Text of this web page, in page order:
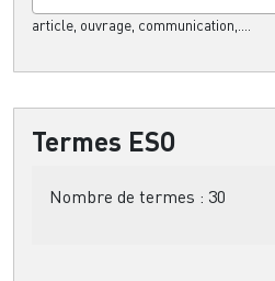
article, ouvrage, communication,....
Termes ESO
Nombre de termes : 30